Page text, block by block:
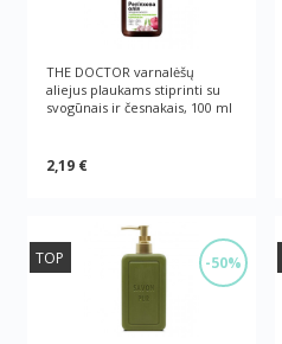
THE DOCTOR varnalėšų
aliejus plaukams stiprinti su
svogūnais ir česnakais, 100 ml
2,19 €
-50%
TOP